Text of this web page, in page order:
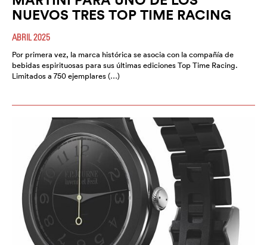
NUEVOS TRES TOP TIME RACING
ABRIL 2025
Por primera vez, la marca histórica se asocia con la compañía de
bebidas espirituosas para sus últimas ediciones Top Time Racing.
Limitados a 750 ejemplares (…)